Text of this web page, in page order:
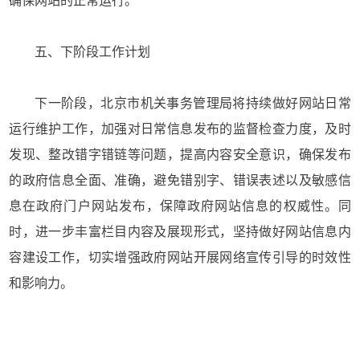
五、下阶段工作计划
下一阶段，北京市机关事务管理局将持续做好网站日常
运行维护工作，加强对日常信息发布的监督检查力度，及时
发现、整改错字错链等问题，提高内容安全意识，确保发布
的政府信息全面、准确，避免错别字、错误表述以及敏感信
息在政府门户网站发布，保障政府网站信息的权威性。同
时，进一步丰富栏目内容及展现形式，坚持做好网站信息内
容建设工作，切实增强政府网站开展网络宣传引导的时效性
和影响力。